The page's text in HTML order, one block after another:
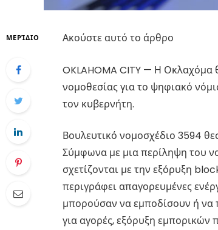
ΜΕΡΊΔΙΟ Ακούστε αυτό το άρθρο
OKLAHOMA CITY — Η
νομοθεσίας για το ψηφιακό
τον κυβερνήτη.
Βουλευτικό νομοσχέδιο 3594
Σύμφωνα με μια περίληψη του
σχετίζονται με την εξόρυξη
περιγράφει απαγορευμένες
μπορούσαν να εμποδίσουν ή να
για αγορές, εξόρυξη εμπορικών